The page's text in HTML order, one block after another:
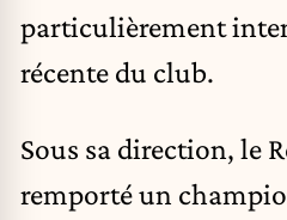
particulièrement
récente du club.
Sous sa direction, le
remporté un